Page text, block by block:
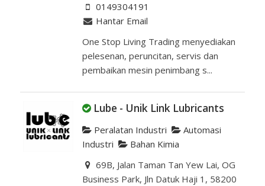
0149304191
Hantar Email
One Stop Living Trading menyediakan
pelesenan, peruncitan, servis dan
pembaikan mesin penimbang s...
Lube - Unik Link Lubricants
Peralatan Industri
Automasi
Industri
Bahan Kimia
69B, Jalan Taman Tan Yew Lai, OG
Business Park, Jln Datuk Haji 1, 58200